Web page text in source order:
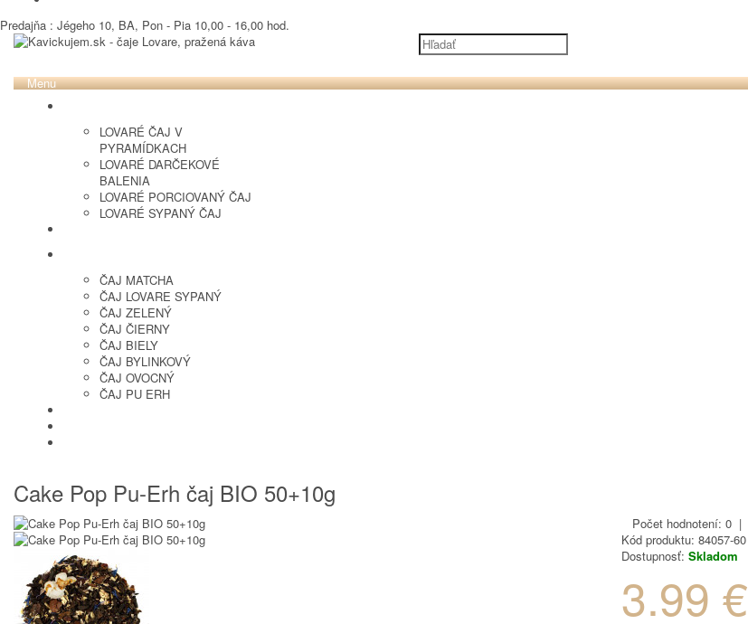
Predajňa : Jégeho 10, BA, Pon - Pia 10,00 - 16,00 hod.
Menu
LOVARÉ ČAJ V
PYRAMÍDKACH
LOVARÉ DARČEKOVÉ
BALENIA
LOVARÉ PORCIOVANÝ ČAJ
LOVARÉ SYPANÝ ČAJ
ČAJ MATCHA
ČAJ LOVARE SYPANÝ
ČAJ ZELENÝ
ČAJ ČIERNY
ČAJ BIELY
ČAJ BYLINKOVÝ
ČAJ OVOCNÝ
ČAJ PU ERH
Cake Pop Pu-Erh čaj BIO 50+10g
Počet hodnotení: 0 |
Kód produktu: 84057-60
Dostupnosť: Skladom
3.99 €